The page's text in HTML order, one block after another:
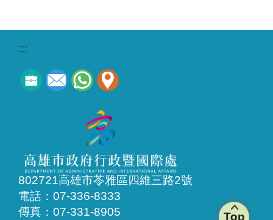
:::
802721高雄市苓雅區四維三路2號
電話：07-336-8333
傳真：07-331-8905
Top